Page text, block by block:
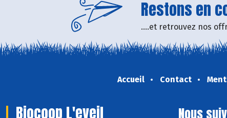
Restons en
....et retrouvez nos
Accueil Contact
Biocoop L'eveil Nous